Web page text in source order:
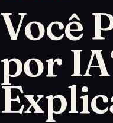
Você
por